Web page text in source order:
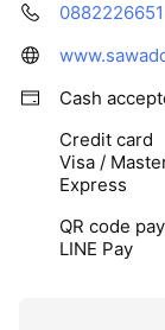
0882226651
Cash
Credit card
Visa /
Express
QR code
LINE Pay